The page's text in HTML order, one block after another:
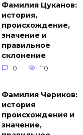
Фамилия Цуканов:
история,
происхождение,
значение и
правильное
склонение
0 110
Фамилия Чериков:
история
происхождения и
значение,